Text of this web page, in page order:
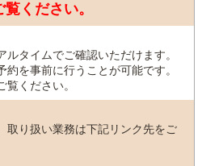
覧ください。
タイムでご確認いただけます。
約を事前に行うことが可能です。
覧ください。
取り扱い業務は下記リンク先をご